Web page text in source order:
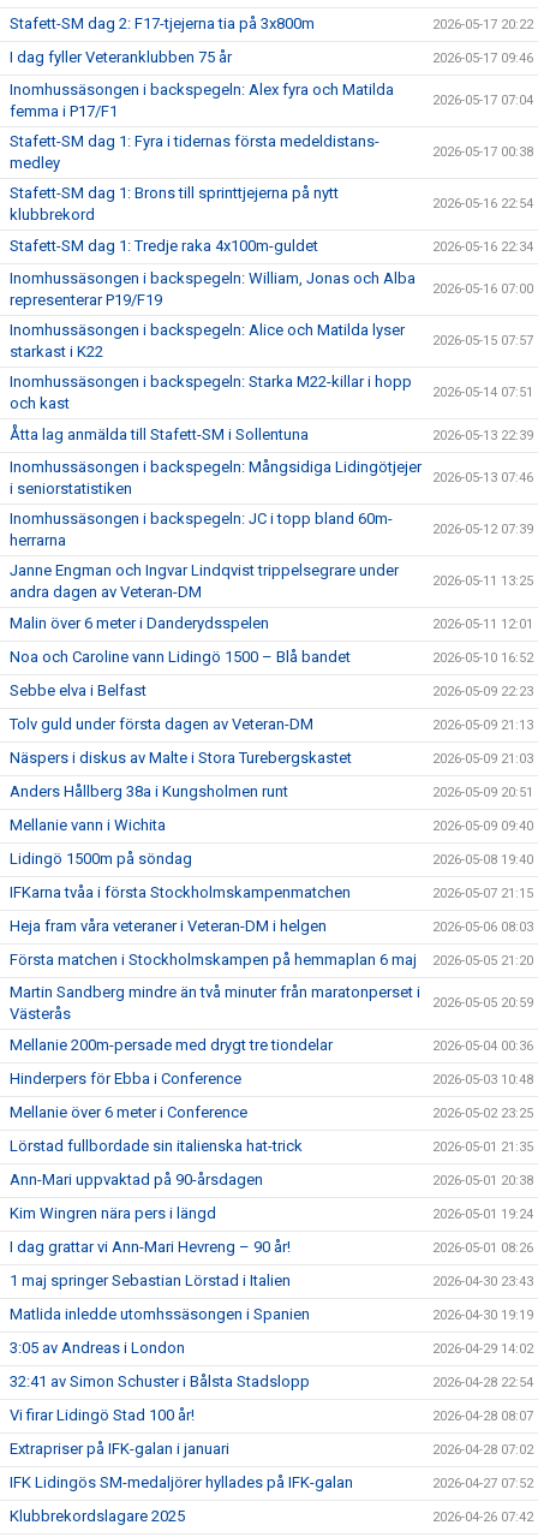
Stafett-SM dag 2: F17-tjejerna tia på 3x800m 2026-05-17 20:22
I dag fyller Veteranklubben 75 år 2026-05-17 09:46
Inomhussäsongen i backspegeln: Alex fyra och Matilda
femma i P17/F1
2026-05-17 07:04
Stafett-SM dag 1: Fyra i tidernas första medeldistans-
medley
2026-05-17 00:38
Stafett-SM dag 1: Brons till sprinttjejerna på nytt
klubbrekord
2026-05-16 22:54
Stafett-SM dag 1: Tredje raka 4x100m-guldet 2026-05-16 22:34
Inomhussäsongen i backspegeln: William, Jonas och Alba
representerar P19/F19
2026-05-16 07:00
Inomhussäsongen i backspegeln: Alice och Matilda lyser
starkast i K22
2026-05-15 07:57
Inomhussäsongen i backspegeln: Starka M22-killar i hopp
och kast
2026-05-14 07:51
Åtta lag anmälda till Stafett-SM i Sollentuna 2026-05-13 22:39
Inomhussäsongen i backspegeln: Mångsidiga Lidingötjejer
i seniorstatistiken
2026-05-13 07:46
Inomhussäsongen i backspegeln: JC i topp bland 60m-
herrarna
2026-05-12 07:39
Janne Engman och Ingvar Lindqvist trippelsegrare under
andra dagen av Veteran-DM
2026-05-11 13:25
Malin över 6 meter i Danderydsspelen 2026-05-11 12:01
Noa och Caroline vann Lidingö 1500 – Blå bandet 2026-05-10 16:52
Sebbe elva i Belfast 2026-05-09 22:23
Tolv guld under första dagen av Veteran-DM 2026-05-09 21:13
Näspers i diskus av Malte i Stora Turebergskastet 2026-05-09 21:03
Anders Hållberg 38a i Kungsholmen runt 2026-05-09 20:51
Mellanie vann i Wichita 2026-05-09 09:40
Lidingö 1500m på söndag 2026-05-08 19:40
IFKarna tvåa i första Stockholmskampenmatchen 2026-05-07 21:15
Heja fram våra veteraner i Veteran-DM i helgen 2026-05-06 08:03
Första matchen i Stockholmskampen på hemmaplan 6 maj 2026-05-05 21:20
Martin Sandberg mindre än två minuter från maratonperset i
Västerås
2026-05-05 20:59
Mellanie 200m-persade med drygt tre tiondelar 2026-05-04 00:36
Hinderpers för Ebba i Conference 2026-05-03 10:48
Mellanie över 6 meter i Conference 2026-05-02 23:25
Lörstad fullbordade sin italienska hat-trick 2026-05-01 21:35
Ann-Mari uppvaktad på 90-årsdagen 2026-05-01 20:38
Kim Wingren nära pers i längd 2026-05-01 19:24
I dag grattar vi Ann-Mari Hevreng – 90 år! 2026-05-01 08:26
1 maj springer Sebastian Lörstad i Italien 2026-04-30 23:43
Matlida inledde utomhssäsongen i Spanien 2026-04-30 19:19
3:05 av Andreas i London 2026-04-29 14:02
32:41 av Simon Schuster i Bålsta Stadslopp 2026-04-28 22:54
Vi firar Lidingö Stad 100 år! 2026-04-28 08:07
Extrapriser på IFK-galan i januari 2026-04-28 07:02
IFK Lidingös SM-medaljörer hyllades på IFK-galan 2026-04-27 07:52
Klubbrekordslagare 2025 2026-04-26 07:42